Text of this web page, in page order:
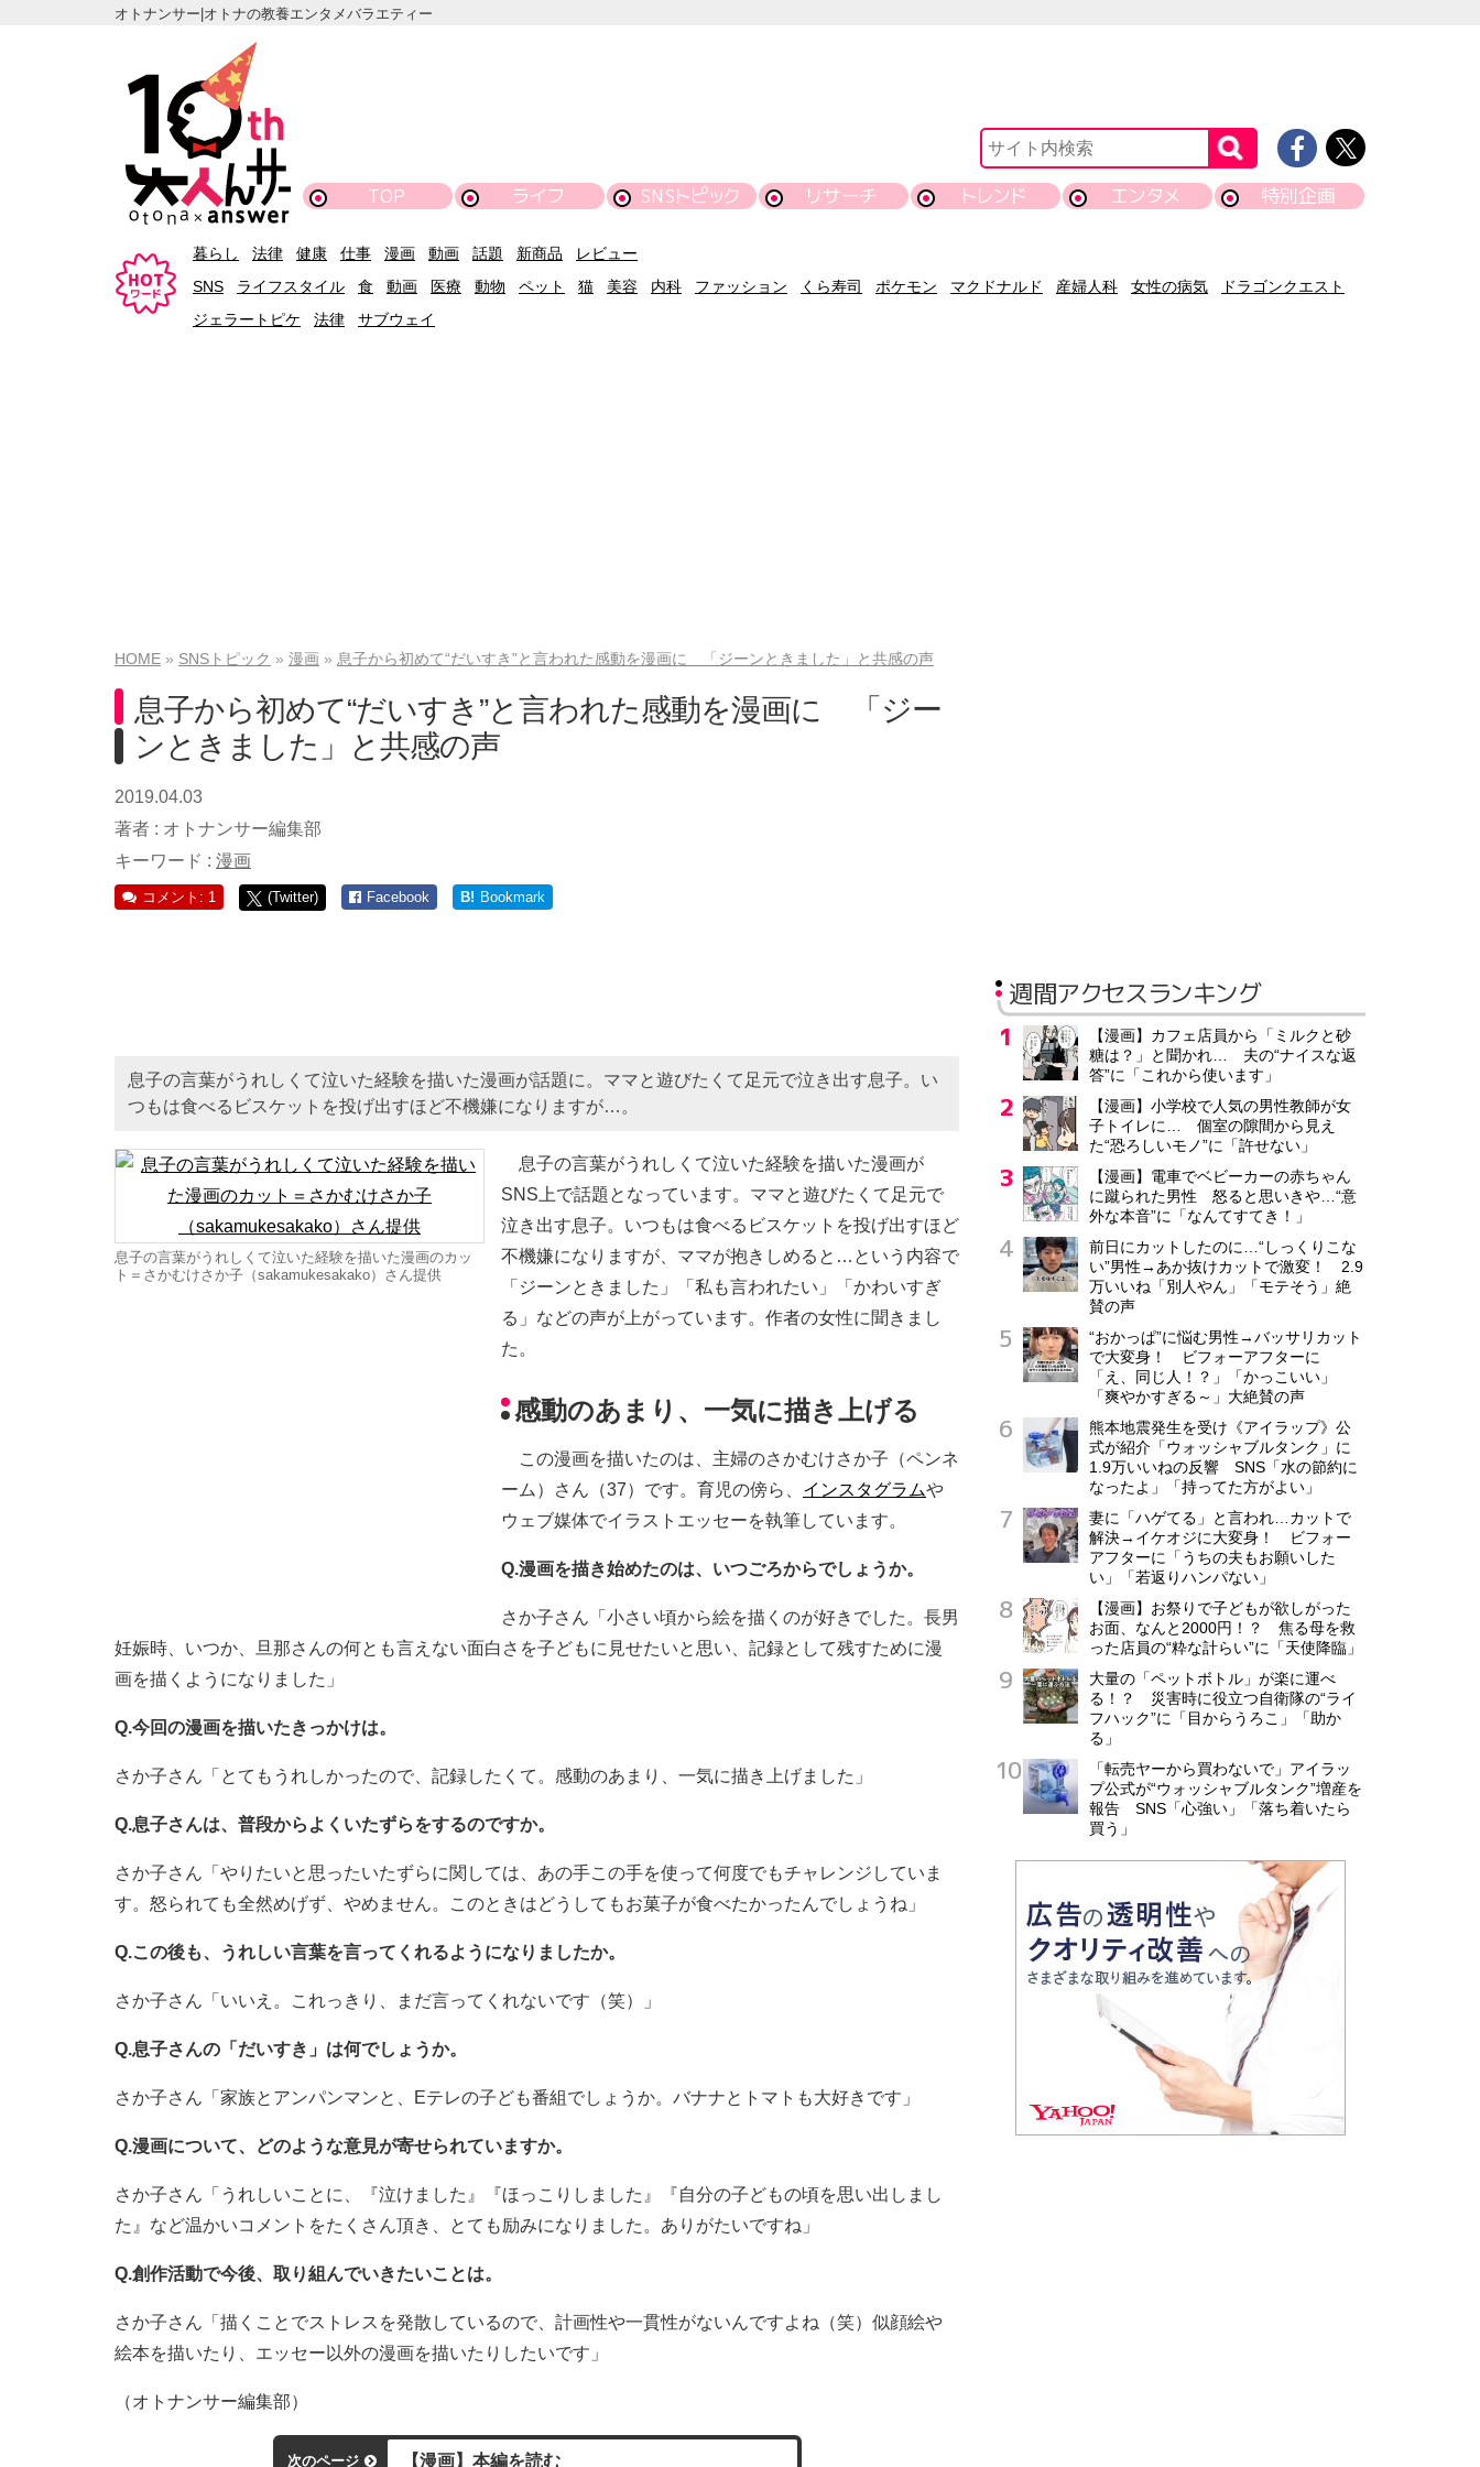
オトナンサー|オトナの教養エンタメバラエティー
TOP ライフ SNSトピック リサーチ トレンド エンタメ 特別企画
暮らし 法律 健康 仕事 漫画 動画 話題 新商品
レビュー
SNS
ライフスタイル 食 動画 医療 動物 ペット 猫 美容 内科 ファッション くら寿司 ポケモン マクドナルド 産婦人科 女性の病気
ドラゴンクエスト
ジェラートピケ
法律 サブウェイ
HOME SNSトピック 漫画 息子から初めて“だいすき”と言われた感動を漫画に 「ジーンときました」と共感の声
息子から初めて“だいすき”と言われた感動を漫画に 「ジー
ンときました」と共感の声
2019.04.03
著者 : オトナンサー編集部
キーワード : 漫画
コメント: 1 (Twitter) Facebook B! Bookmark
息子の言葉がうれしくて泣いた経験を描いた漫画が話題に。ママと遊びたくて足元で泣き出す息子。い
つもは食べるビスケットを投げ出すほど不機嫌になりますが…。
息子の言葉がうれしくて泣いた経験を描いた漫画のカッ
ト＝さかむけさか子（sakamukesakako）さん提供
息子の言葉がうれしくて泣いた経験を描いた漫画が
SNS上で話題となっています。ママと遊びたくて足元で
泣き出す息子。いつもは食べるビスケットを投げ出すほど
不機嫌になりますが、ママが抱きしめると…という内容で
「ジーンときました」「私も言われたい」「かわいすぎ
る」などの声が上がっています。作者の女性に聞きまし
た。
感動のあまり、一気に描き上げる
この漫画を描いたのは、主婦のさかむけさか子（ペンネ
ーム）さん（37）です。育児の傍ら、 インスタグラムや
ウェブ媒体でイラストエッセーを執筆しています。
Q.漫画を描き始めたのは、いつごろからでしょうか。
さか子さん「小さい頃から絵を描くのが好きでした。長男
妊娠時、いつか、旦那さんの何とも言えない面白さを子どもに見せたいと思い、記録として残すために漫
画を描くようになりました」
Q.今回の漫画を描いたきっかけは。
さか子さん「とてもうれしかったので、記録したくて。感動のあまり、一気に描き上げました」
Q.息子さんは、普段からよくいたずらをするのですか。
さか子さん「やりたいと思ったいたずらに関しては、あの手この手を使って何度でもチャレンジしていま
す。怒られても全然めげず、やめません。このときはどうしてもお菓子が食べたかったんでしょうね」
Q.この後も、うれしい言葉を言ってくれるようになりましたか。
さか子さん「いいえ。これっきり、まだ言ってくれないです（笑）」
Q.息子さんの「だいすき」は何でしょうか。
さか子さん「家族とアンパンマンと、Eテレの子ども番組でしょうか。バナナとトマトも大好きです」
Q.漫画について、どのような意見が寄せられていますか。
さか子さん「うれしいことに、『泣けました』『ほっこりしました』『自分の子どもの頃を思い出しまし
た』など温かいコメントをたくさん頂き、とても励みになりました。ありがたいですね」
Q.創作活動で今後、取り組んでいきたいことは。
さか子さん「描くことでストレスを発散しているので、計画性や一貫性がないんですよね（笑）似顔絵や
絵本を描いたり、エッセー以外の漫画を描いたりしたいです」
（オトナンサー編集部）
次のページ 【漫画】本編を読む
週間アクセスランキング
【漫画】カフェ店員から「ミルクと砂
糖は？」と聞かれ… 夫の“ナイスな返
答”に「これから使います」
【漫画】小学校で人気の男性教師が女
子トイレに… 個室の隙間から見え
た“恐ろしいモノ”に「許せない」
【漫画】電車でベビーカーの赤ちゃん
に蹴られた男性 怒ると思いきや…“意
外な本音”に「なんてすてき！」
前日にカットしたのに…“しっくりこな
い”男性→あか抜けカットで激変！ 2.9
万いいね「別人やん」「モテそう」絶
賛の声
“おかっぱ”に悩む男性→バッサリカット
で大変身！ ビフォーアフターに
「え、同じ人！？」「かっこいい」
「爽やかすぎる～」大絶賛の声
熊本地震発生を受け《アイラップ》公
式が紹介「ウォッシャブルタンク」に
1.9万いいねの反響 SNS「水の節約に
なったよ」「持ってた方がよい」
妻に「ハゲてる」と言われ…カットで
解決→イケオジに大変身！ ビフォー
アフターに「うちの夫もお願いした
い」「若返りハンパない」
【漫画】お祭りで子どもが欲しがった
お面、なんと2000円！？ 焦る母を救
った店員の“粋な計らい”に「天使降臨」
大量の「ペットボトル」が楽に運べ
る！？ 災害時に役立つ自衛隊の“ライ
フハック”に「目からうろこ」「助か
る」
「転売ヤーから買わないで」アイラッ
プ公式が“ウォッシャブルタンク”増産を
報告 SNS「心強い」「落ち着いたら
買う」